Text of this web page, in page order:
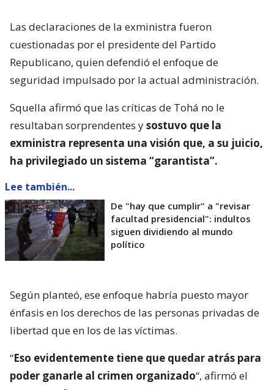
Las declaraciones de la exministra fueron
cuestionadas por el presidente del Partido
Republicano, quien defendió el enfoque de
seguridad impulsado por la actual administración.
Squella afirmó que las críticas de Tohá no le
resultaban sorprendentes ysostuvo que la
exministra representa una visión que, a su juicio,
ha privilegiado un sistema “garantista”.
Lee también...
De "hay que cumplir" a "revisar
facultad presidencial": indultos
siguen dividiendo al mundo
político
Según planteó, ese enfoque habría puesto mayor
énfasis en los derechos de las personas privadas de
libertad que en los de las víctimas.
“Eso evidentemente tiene que quedar atrás para
poder ganarle al crimen organizado“, afirmó el